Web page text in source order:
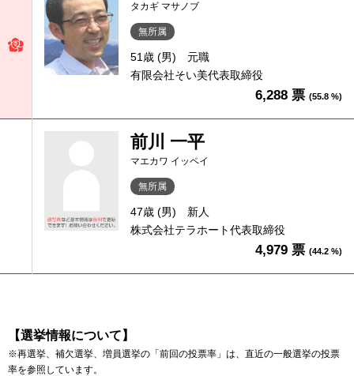
タカギ マサノブ
無所属
51歳 (男)
元職
有限会社そい美代表取締役
6,288 票 (55.8 %)
前川 一平
マエカワ イッペイ
無所属
47歳 (男)
新人
株式会社テラホート代表取締役
4,979 票 (44.2 %)
【選挙情報について】
※再選挙、補欠選挙、増員選挙の「前回の投票率」は、直近の一般選挙の投票
率を参照しています。